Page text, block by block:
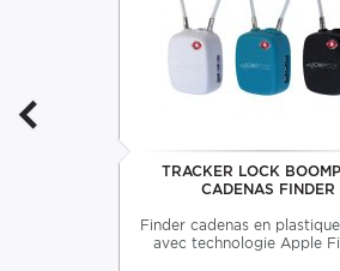
TRACKER LOCK
CADENAS FINDER
Finder cadenas en
avec technologie Apple